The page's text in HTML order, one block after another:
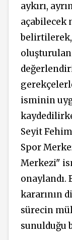
aykırı,
açabilecek
belirtilerek,
isminin
Seyit
Spor
Merkezi"
onaylandı.
kararının
sürecin
sunulduğu